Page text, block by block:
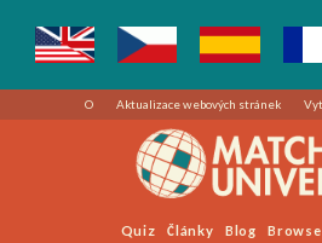
O Aktualizace webových stránek
Quiz Články Blog Browse